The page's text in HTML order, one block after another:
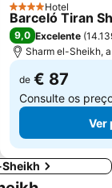
4 Estrelas
Hotel
Barceló Tiran
9,0 Excelente (
Sharm el-Sheikh,
de € 87
Consulte os
Ver